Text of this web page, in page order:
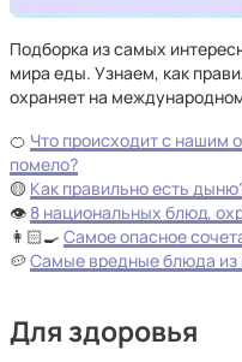
Подборка из самых
мира еды. Узнаем, как
охраняет на
🍊 Что происходит с нашим
помело?
🟡 Как правильно есть
👁 8 национальных блюд,
👩🏻‍🍳 Самое опасное
🥔Самые вредные блюда из
Для здоровья